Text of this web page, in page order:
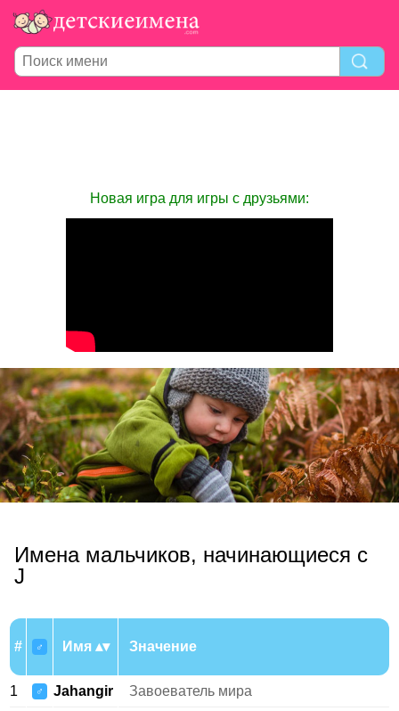
Новая игра для игры с друзьями:
Имена мальчиков, начинающиеся с
J
# ♂ Имя Значение
1 ♂ Jahangir Завоеватель мира